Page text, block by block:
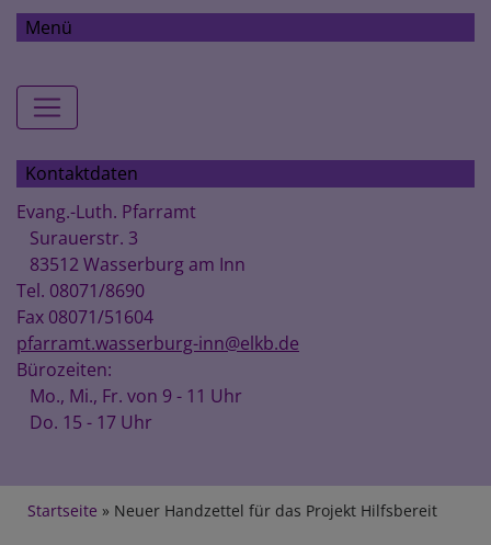
Menü
Hauptnavigation
Kontaktdaten
Evang.-Luth. Pfarramt
Surauerstr. 3
83512 Wasserburg am Inn
Tel. 08071/8690
Fax 08071/51604
pfarramt.wasserburg-inn@elkb.de
Bürozeiten:
Mo., Mi., Fr. von 9 - 11 Uhr
Do. 15 - 17 Uhr
Breadcrumb
Startseite Neuer Handzettel für das Projekt Hilfsbereit